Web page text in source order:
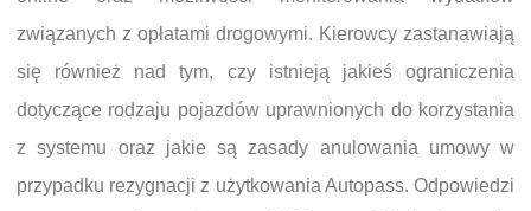
związanych z opłatami drogowymi. Kierowcy zastanawiają
się również nad tym, czy istnieją jakieś ograniczenia
dotyczące rodzaju pojazdów uprawnionych do korzystania
z systemu oraz jakie są zasady anulowania umowy w
przypadku rezygnacji z użytkowania Autopass. Odpowiedzi